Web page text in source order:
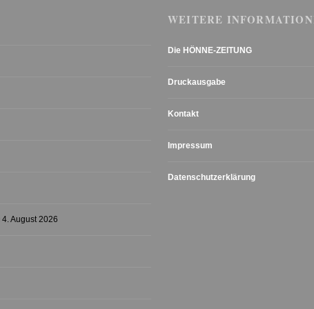
4. August 2026
WEITERE
Die HÖNNE-ZEITUNG
Druckausgabe
Kontakt
Impressum
Datenschutzerklärung